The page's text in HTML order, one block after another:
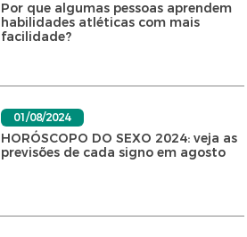
Por que algumas pessoas aprendem
habilidades atléticas com mais
facilidade?
01/08/2024
HORÓSCOPO DO SEXO 2024: veja as
previsões de cada signo em agosto